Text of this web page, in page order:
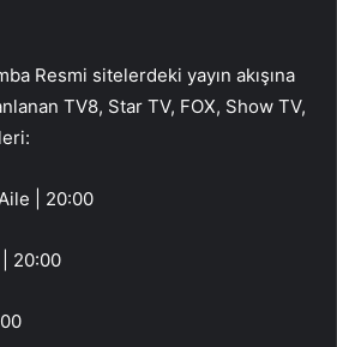
Resmi sitelerdeki yayın akışına
TV8, Star TV, FOX, Show TV,
| 20:00
20:00